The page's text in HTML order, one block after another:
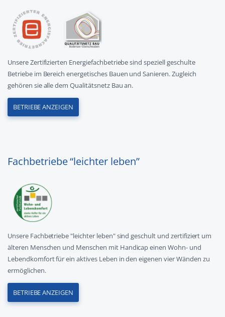
Unsere Zertifizierten Energiefachbetriebe sind speziell geschulte
Betriebe im Bereich energetisches Bauen und Sanieren. Zugleich
gehören sie alle dem Qualitätsnetz Bau an.
BETRIEBE ANZEIGEN
Fachbetriebe “leichter leben”
Unsere Fachbetriebe "leichter leben" sind geschult und zertifiziert um
älteren Menschen und Menschen mit Handicap einen Wohn- und
Lebendkomfort für ein aktives Leben in den eigenen vier Wänden zu
ermöglichen.
BETRIEBE ANZEIGEN